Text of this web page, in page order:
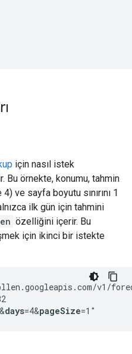
için nasıl istek
Bu örnekte, konumu, tahmin
ve sayfa boyutu sınırını 1
ilk gün için tahmini
özelliğini içerir. Bu
için ikinci bir istekte
v1/
&days=4&pageSize